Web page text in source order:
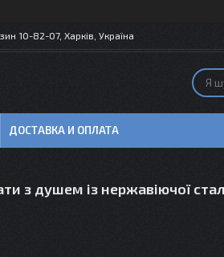
10-82-07, Харків, Україна
ДОСТАВКА И ОПЛАТА
з душем із нержавіючої